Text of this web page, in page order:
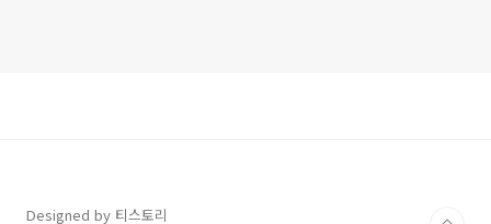
Designed by 티스토리